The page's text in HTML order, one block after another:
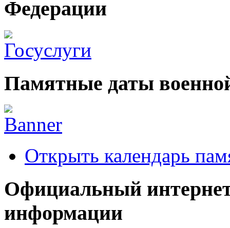
Федерации
Памятные даты
Открыть календарь
Официальный
информации